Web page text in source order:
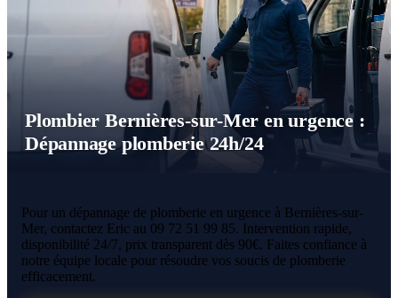
Plombier Bernières-sur-Mer en urgence :
Dépannage plomberie 24h/24
Pour un dépannage de plomberie en urgence à Bernières-sur-
Mer, contactez Eric au 09 72 51 99 85. Intervention rapide,
disponibilité 24/7, prix transparent dès 90€. Faites confiance à
notre équipe locale pour résoudre vos soucis de plomberie
efficacement.